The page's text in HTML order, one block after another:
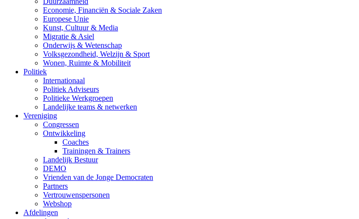
Economie, Financiën & Sociale Zaken
Europese Unie
Kunst, Cultuur & Media
Migratie & Asiel
Onderwijs & Wetenschap
Volksgezondheid, Welzijn & Sport
Wonen, Ruimte & Mobiliteit
Politiek
Internationaal
Politiek Adviseurs
Politieke Werkgroepen
Landelijke teams & netwerken
Vereniging
Congressen
Ontwikkeling
Coaches
Trainingen & Trainers
Landelijk Bestuur
DEMO
Vrienden van de Jonge Democraten
Partners
Vertrouwenspersonen
Webshop
Afdelingen